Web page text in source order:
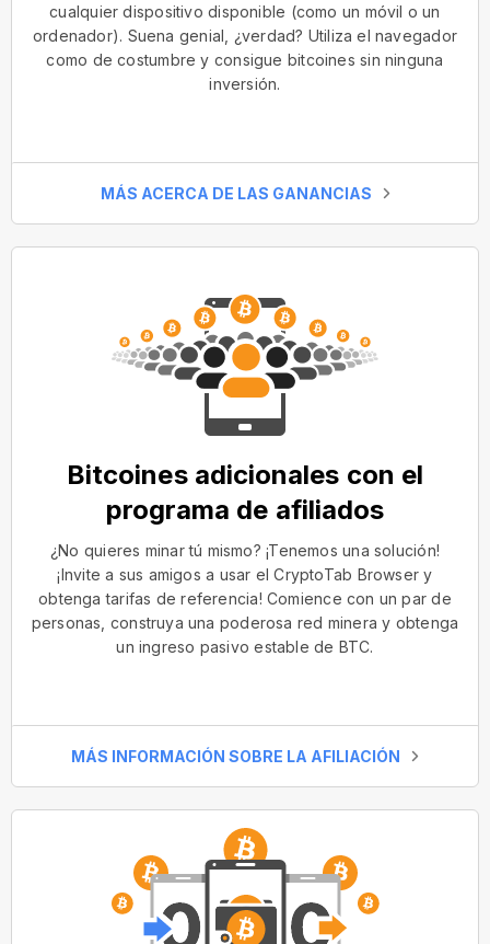
cualquier dispositivo disponible (como un móvil o un
ordenador). Suena genial, ¿verdad? Utiliza el navegador
como de costumbre y consigue bitcoines sin ninguna
inversión.
MÁS ACERCA DE LAS GANANCIAS
Bitcoines adicionales con el
programa de afiliados
¿No quieres minar tú mismo? ¡Tenemos una solución!
¡Invite a sus amigos a usar el CryptoTab Browser y
obtenga tarifas de referencia! Comience con un par de
personas, construya una poderosa red minera y obtenga
un ingreso pasivo estable de BTC.
MÁS INFORMACIÓN SOBRE LA AFILIACIÓN